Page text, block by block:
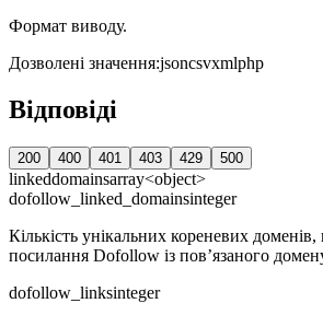
Формат виводу.
Дозволені значення:jsoncsvxmlphp
Відповіді
200 400 401 403 429 500
linkeddomainsarray<object>
dofollow_linked_domainsinteger
Кількість унікальних кореневих доменів,
посилання Dofollow із пов’язаного
dofollow_linksinteger